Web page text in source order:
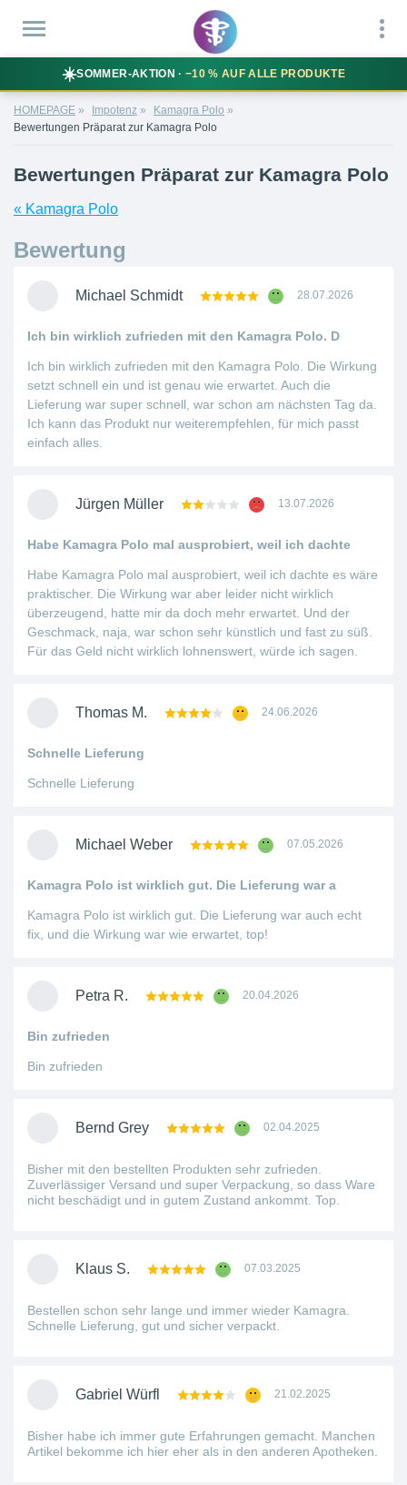
☀️SOMMER-AKTION · −10 % AUF ALLE PRODUKTE
HOMEPAGE Impotenz
Kamagra Polo
Bewertungen Präparat zur Kamagra Polo
Bewertungen Präparat zur Kamagra Polo
« Kamagra Polo
Bewertung
Michael Schmidt 28.07.2026
Ich bin wirklich zufrieden mit den Kamagra Polo. D
Ich bin wirklich zufrieden mit den Kamagra Polo. Die Wirkung
setzt schnell ein und ist genau wie erwartet. Auch die
Lieferung war super schnell, war schon am nächsten Tag da.
Ich kann das Produkt nur weiterempfehlen, für mich passt
einfach alles.
Jürgen Müller 13.07.2026
Habe Kamagra Polo mal ausprobiert, weil ich dachte
Habe Kamagra Polo mal ausprobiert, weil ich dachte es wäre
praktischer. Die Wirkung war aber leider nicht wirklich
überzeugend, hatte mir da doch mehr erwartet. Und der
Geschmack, naja, war schon sehr künstlich und fast zu süß.
Für das Geld nicht wirklich lohnenswert, würde ich sagen.
Thomas M. 24.06.2026
Schnelle Lieferung
Schnelle Lieferung
Michael Weber 07.05.2026
Kamagra Polo ist wirklich gut. Die Lieferung war a
Kamagra Polo ist wirklich gut. Die Lieferung war auch echt
fix, und die Wirkung war wie erwartet, top!
Petra R. 20.04.2026
Bin zufrieden
Bin zufrieden
Bernd Grey 02.04.2025
Bisher mit den bestellten Produkten sehr zufrieden.
Zuverlässiger Versand und super Verpackung, so dass Ware
nicht beschädigt und in gutem Zustand ankommt. Top.
Klaus S. 07.03.2025
Bestellen schon sehr lange und immer wieder Kamagra.
Schnelle Lieferung, gut und sicher verpackt.
Gabriel Würfl 21.02.2025
Bisher habe ich immer gute Erfahrungen gemacht. Manchen
Artikel bekomme ich hier eher als in den anderen Apotheken.